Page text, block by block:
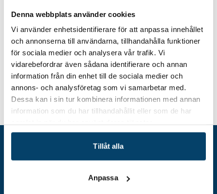
Denna webbplats använder cookies
Vi använder enhetsidentifierare för att anpassa innehållet
och annonserna till användarna, tillhandahålla funktioner
för sociala medier och analysera vår trafik. Vi
vidarebefordrar även sådana identifierare och annan
information från din enhet till de sociala medier och
annons- och analysföretag som vi samarbetar med.
Dessa kan i sin tur kombinera informationen med annan
information som du har tillhandahållit eller som de har
Tillåt alla
Anpassa
Hitta hit
Hem
Nätverksträff: Ekonomichefer/-
ansvariga